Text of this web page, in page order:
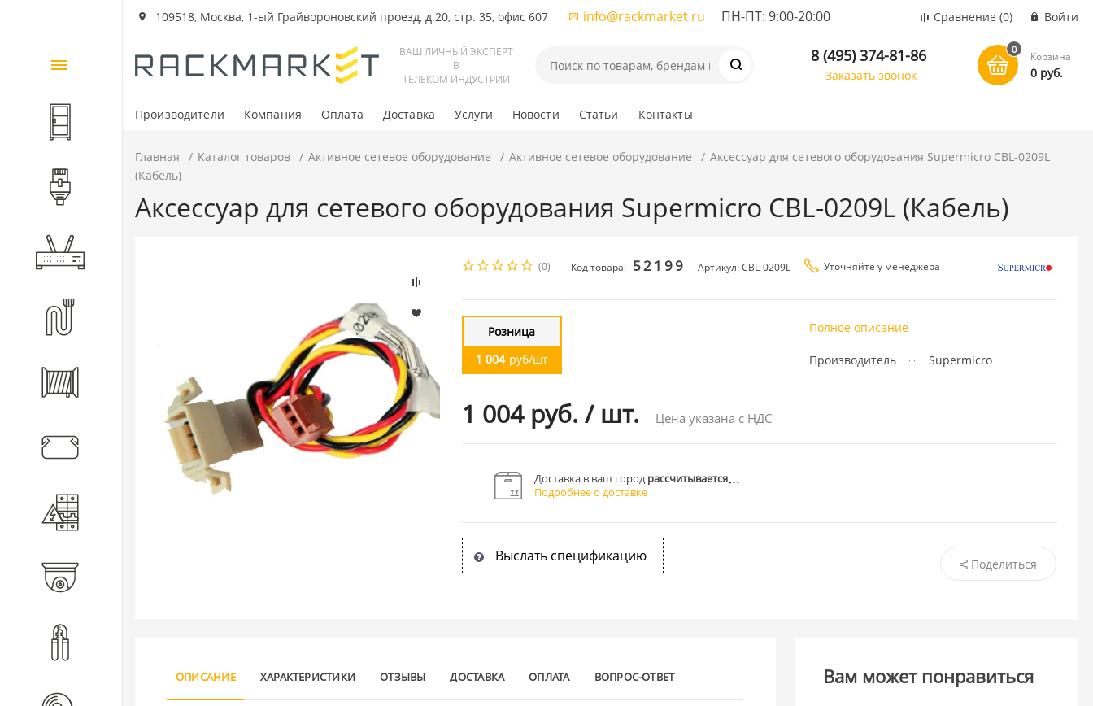
109518, Москва, 1-ый Грайвороновский проезд, д.20, стр. 35, офис 607 info@rackmarket.ru ПН-ПТ: 9:00-20:00 Сравнение (0) Войти
ВАШ ЛИЧНЫЙ ЭКСПЕРТ
В
ТЕЛЕКОМ ИНДУСТРИИ
8 (495) 374-81-86
Заказать звонок
0
Корзина
0 руб.
Производители Компания Оплата Доставка Услуги Новости Статьи Контакты
Каталог
товаров
Шкафы и стойки
Кабеленесущие системы
Главная Каталог товаров Активное сетевое оборудование Активное сетевое оборудование
Аксессуар для сетевого оборудования Supermicro CBL-0209L
(Кабель)
Аксессуар для сетевого оборудования Supermicro CBL-0209L (Кабель)
(0) Код товара: 52199 Артикул: CBL-0209L Уточняйте у менеджера
Розница
1 004 руб/шт
1 004 руб. / шт. Цена указана с НДС
Полное описание
Производитель Supermicro
Доставка в ваш городрассчитывается
Подробнее о доставке
Выслать спецификацию Поделиться
ОПИСАНИЕ ХАРАКТЕРИСТИКИ ОТЗЫВЫ ДОСТАВКА ОПЛАТА ВОПРОС-ОТВЕТ Вам может понравиться